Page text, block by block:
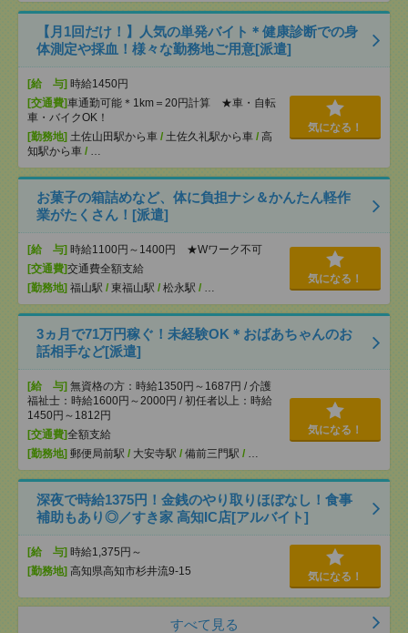
【月1回だけ！】人気の単発バイト＊健康診断での身
体測定や採血！様々な勤務地ご用意[派遣]
[給 与] 時給1450円
[交通費]車通勤可能＊1km＝20円計算 ★車・自転
車・バイクOK！
[勤務地] 土佐山田駅から車 / 土佐久礼駅から車 / 高
知駅から車 /
気になる！
お菓子の箱詰めなど、体に負担ナシ＆かんたん軽作
業がたくさん！[派遣]
[給 与] 時給1100円～1400円 ★Wワーク不可
[交通費]交通費全額支給
[勤務地] 福山駅 / 東福山駅 / 松永駅 /
気になる！
3ヵ月で71万円稼ぐ！未経験OK＊おばあちゃんのお
話相手など[派遣]
[給 与] 無資格の方：時給1350円～1687円 / 介護
福祉士：時給1600円～2000円 / 初任者以上：時給
1450円～1812円
[交通費]全額支給
[勤務地] 郵便局前駅 / 大安寺駅 / 備前三門駅 /
気になる！
深夜で時給1375円！金銭のやり取りほぼなし！食事
補助もあり◎／すき家 高知IC店[アルバイト]
[給 与] 時給1,375円～
[勤務地] 高知県高知市杉井流9-15 気になる！
すべて見る